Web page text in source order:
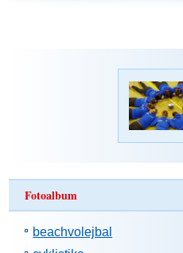
Fotoalbum
beachvolejbal